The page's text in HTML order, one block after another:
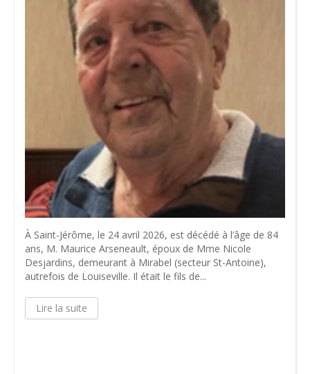
À Saint-Jérôme, le 24 avril 2026, est décédé à l’âge de 84
ans, M. Maurice Arseneault, époux de Mme Nicole
Desjardins, demeurant à Mirabel (secteur St-Antoine),
autrefois de Louiseville. Il était le fils de...
Lire la suite